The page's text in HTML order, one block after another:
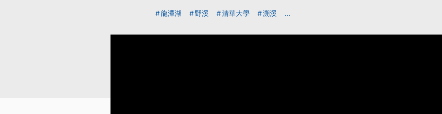
龍潭湖 野溪 清華大學 溯溪 ...